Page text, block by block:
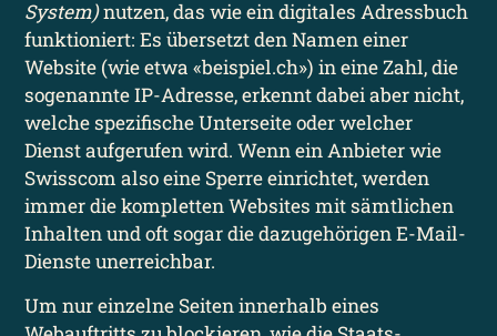
System)nutzen, das wie ein digitales Adress­buch
funktioniert: Es übersetzt den Namen einer
Website (wie etwa «beispiel.ch») in eine Zahl, die
sogenannte IP-Adresse, erkennt dabei aber nicht,
welche spezifische Unterseite oder welcher
Dienst aufgerufen wird. Wenn ein Anbieter wie
Swisscom also eine Sperre einrichtet, werden
immer die kompletten Websites mit sämtlichen
Inhalten und oft sogar die dazugehörigen E-Mail-
Dienste unerreichbar.
Um nur einzelne Seiten innerhalb eines